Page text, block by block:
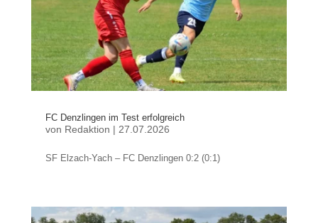
FC Denzlingen im Test erfolgreich
von Redaktion | 27.07.2026
SF Elzach-Yach – FC Denzlingen 0:2 (0:1)